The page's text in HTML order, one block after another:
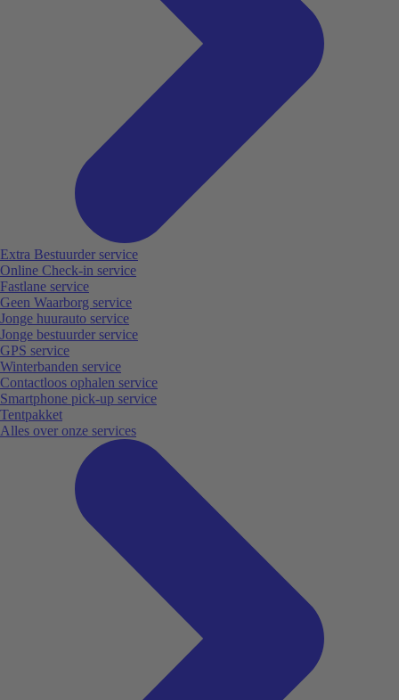
Extra Bestuurder service
Online Check-in service
Fastlane service
Geen Waarborg service
Jonge huurauto service
Jonge bestuurder service
GPS service
Winterbanden service
Contactloos ophalen service
Smartphone pick-up service
Tentpakket
Alles over onze services